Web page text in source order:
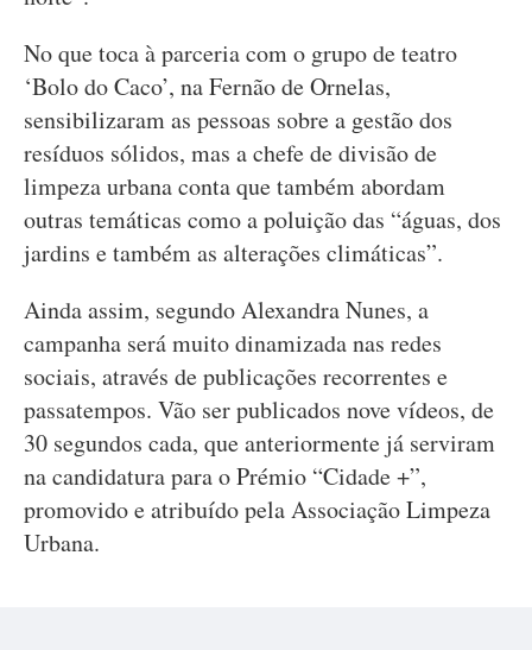
No que toca à parceria com o grupo de teatro
‘Bolo do Caco’, na Fernão de Ornelas,
sensibilizaram as pessoas sobre a gestão dos
resíduos sólidos, mas a chefe de divisão de
limpeza urbana conta que também abordam
outras temáticas como a poluição das “águas, dos
jardins e também as alterações climáticas”.
Ainda assim, segundo Alexandra Nunes, a
campanha será muito dinamizada nas redes
sociais, através de publicações recorrentes e
passatempos. Vão ser publicados nove vídeos, de
30 segundos cada, que anteriormente já serviram
na candidatura para o Prémio “Cidade +”,
promovido e atribuído pela Associação Limpeza
Urbana.